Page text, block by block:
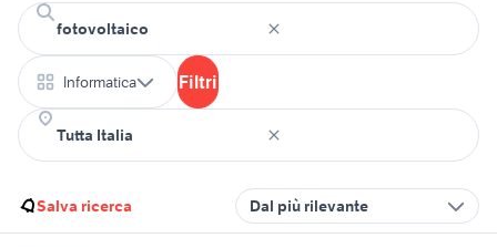
Informatica Filtri
Salva ricerca Dal più rilevante